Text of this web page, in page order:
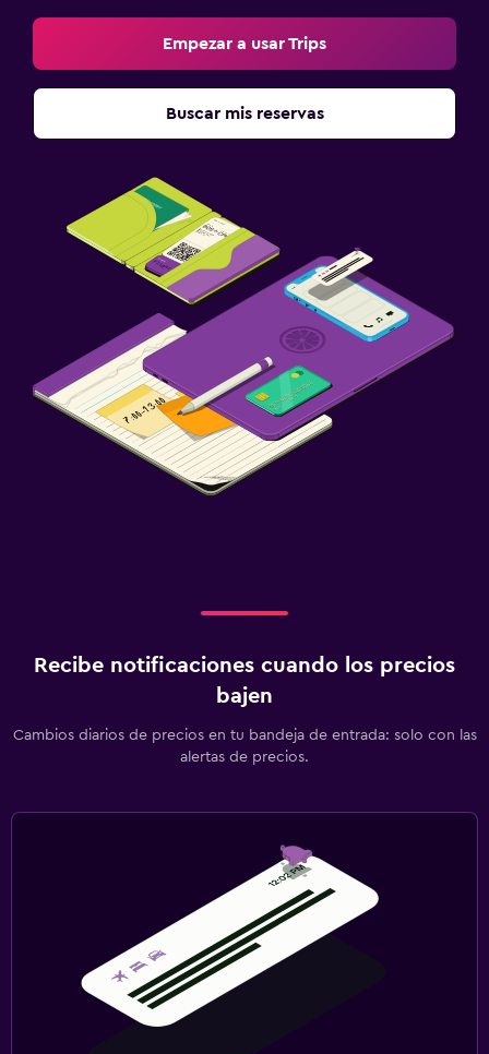
Empezar a usar Trips
Buscar mis reservas
Recibe notificaciones cuando los precios
bajen
Cambios diarios de precios en tu bandeja de entrada: solo con las
alertas de precios.